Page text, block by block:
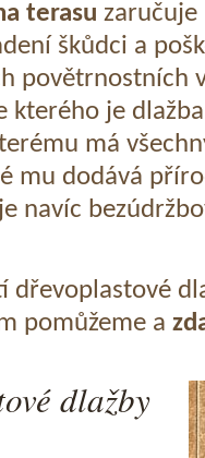
terasu zaručuje
škůdci a
povětrnostních
kterého je
má
mu dodává
je navíc
dřevoplastové
pomůžeme a
dlažby